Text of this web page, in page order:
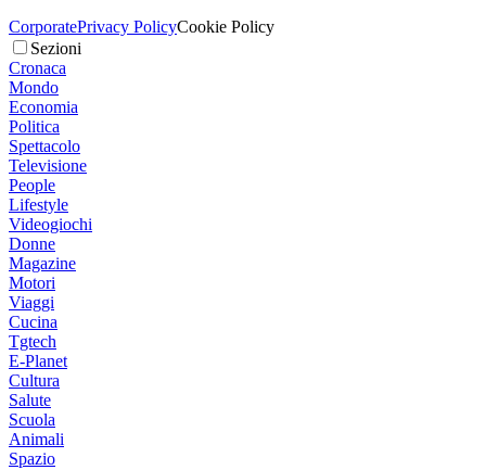
CorporatePrivacy PolicyCookie Policy
Sezioni
Cronaca
Mondo
Economia
Politica
Spettacolo
Televisione
People
Lifestyle
Videogiochi
Donne
Magazine
Motori
Viaggi
Cucina
Tgtech
E-Planet
Cultura
Salute
Scuola
Animali
Spazio